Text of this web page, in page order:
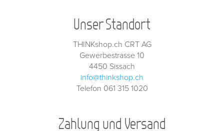
Unser Standort
THINKshop.ch CRT AG
Gewerbestrasse 10
4450 Sissach
info@thinkshop.ch
Telefon 061 315 1020
Zahlung und Versand